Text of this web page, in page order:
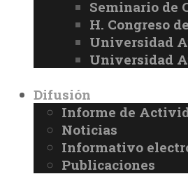
Seminario de
H. Congreso
Universidad
Universidad
Difusión
Informe de
Noticias
Informativo
Publicaciones